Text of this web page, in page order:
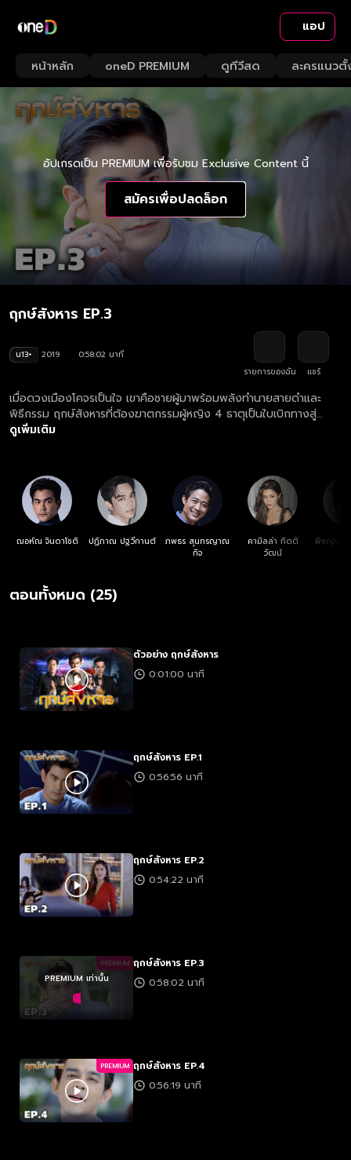
แอป
หน้าหลัก oneD PREMIUM ดูทีวีสด ละครแนวตั้
อัปเกรดเป็น PREMIUM เพื่อรับชม Exclusive Content นี้
สมัครเพื่อปลดล็อก
ฤกษ์สังหาร EP.3
น13+ 2019
0:58:02 นาที
รายการของฉัน
แชร์
เมื่อดวงเมืองโคจรเป็นใจ เขาคือชายผู้มาพร้อมพลังทำนายสายดำและ
พิธีกรรม ฤกษ์สังหารที่ต้องฆาตกรรมผู้หญิง 4 ธาตุเป็นใบเบิกทางสู่
อำนาจอันยิ่งใหญ่ แต่แผนการนั้นไม่ง่าย เพราะการปรากฎตัวของชายหนุ่ม
ดูเพิ่มเติม
ฌอห์ณ จินดาโชติ ปฏิภาณ ปฐวีกานต์
ภพธร สุนทรญาณ
กิจ
คามิลล่า กิตติ
วัฒน์
พิชญ์นาฏ
ตอนทั้งหมด (25)
ตัวอย่าง ฤกษ์สังหาร
0:01:00 นาที
ฤกษ์สังหาร EP.1
0:56:56 นาที
ฤกษ์สังหาร EP.2
0:54:22 นาที
PREMIUM
PREMIUM เท่านั้น
ฤกษ์สังหาร EP.3
0:58:02 นาที
PREMIUM ฤกษ์สังหาร EP.4
0:56:19 นาที